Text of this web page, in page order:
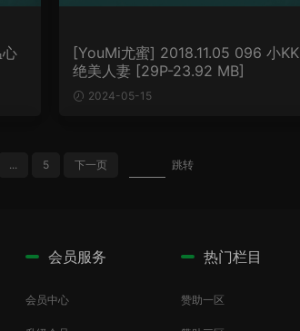
[YouMi尤蜜] 2018.11.05 096 小KK
绝美人妻 [29P-23.92 MB]
2024-05-15
... 5 下一页 跳转
会员服务
会员中心
热门栏目
赞助一区